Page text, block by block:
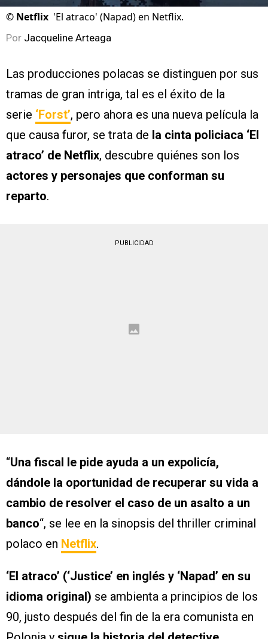
© Netflix 'El atraco' (Napad) en Netflix.
Por Jacqueline Arteaga
Las producciones polacas se distinguen por sus
tramas de gran intriga, tal es el éxito de la
serie ‘Forst’, pero ahora es una nueva película la
que causa furor, se trata de la cinta policiaca ‘El
atraco’ de Netflix, descubre quiénes son los
actores y personajes que conforman su
reparto.
PUBLICIDAD
“Una fiscal le pide ayuda a un expolicía,
dándole la oportunidad de recuperar su vida a
cambio de resolver el caso de un asalto a un
banco“, se lee en la sinopsis del thriller criminal
polaco en Netflix.
‘El atraco’ (‘Justice’ en inglés y ‘Napad’ en su
idioma original) se ambienta a principios de los
90, justo después del fin de la era comunista en